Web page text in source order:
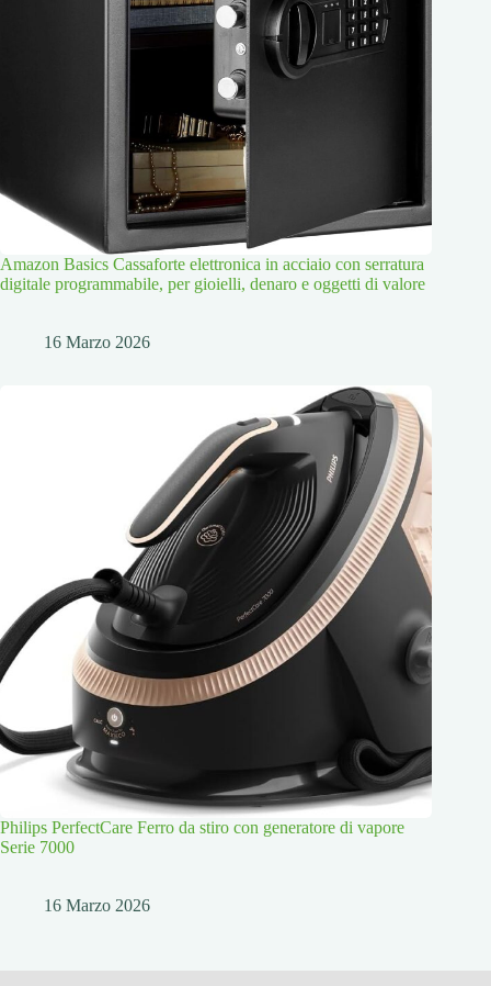
Amazon Basics Cassaforte elettronica in acciaio con serratura
digitale programmabile, per gioielli, denaro e oggetti di valore
16 Marzo 2026
Philips PerfectCare Ferro da stiro con generatore di vapore
Serie 7000
16 Marzo 2026